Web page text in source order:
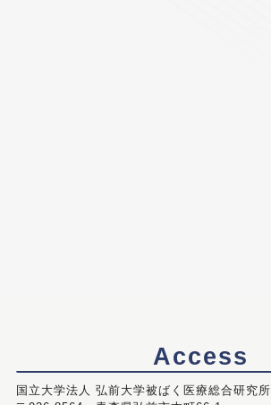
Access
国立大学法人 弘前大学被ばく医療総合研究所